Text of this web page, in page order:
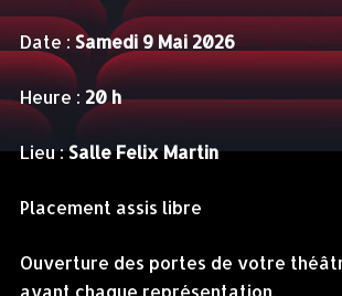
Date :Samedi 9 Mai 2026
Heure : 20 h
Lieu :Salle Felix Martin
Placement assis libre
Ouverture des portes de votre